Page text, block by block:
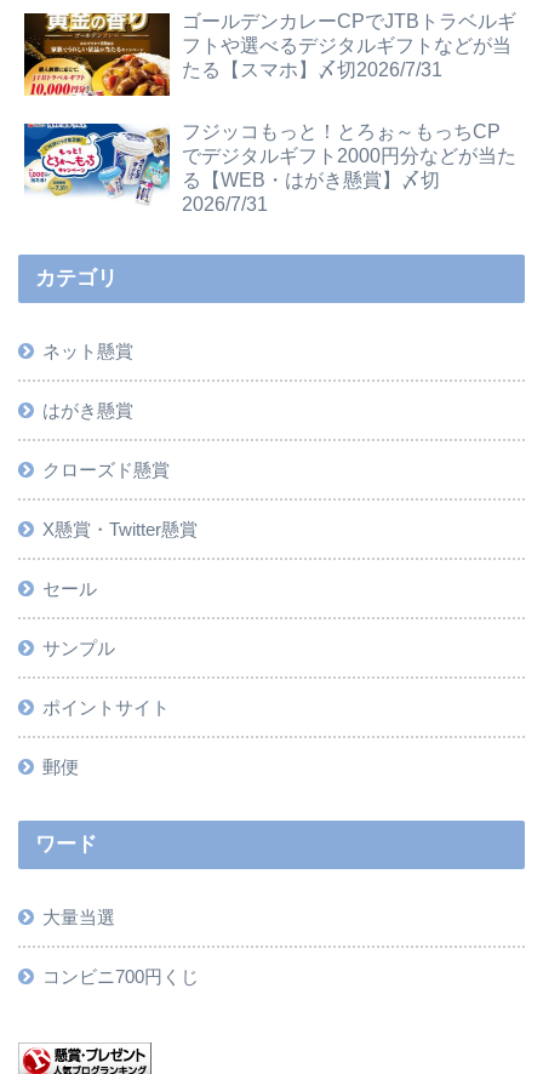
ゴールデンカレーCPでJTBトラベルギ
フトや選べるデジタルギフトなどが当
たる【スマホ】〆切2026/7/31
フジッコもっと！とろぉ～もっちCP
でデジタルギフト2000円分などが当た
る【WEB・はがき懸賞】〆切
2026/7/31
カテゴリ
ネット懸賞
はがき懸賞
クローズド懸賞
X懸賞・Twitter懸賞
セール
サンプル
ポイントサイト
郵便
ワード
大量当選
コンビニ700円くじ